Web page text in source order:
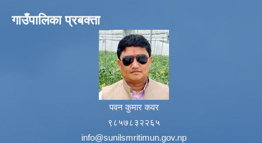
गाउँपालिका प्रबक्ता
पवन कुमार कवर
९८५७८३२२६५
info@sunilsmritimun.gov.np